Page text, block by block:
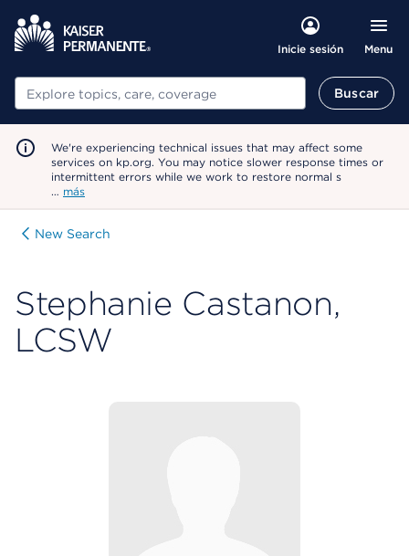
Inicie sesión Menu
Buscar Buscar
We're experiencing technical issues that may affect some
services on kp.org. You may notice slower response times or
intermittent errors while we work to restore normal s
… más
New Search
Stephanie Castanon,
LCSW